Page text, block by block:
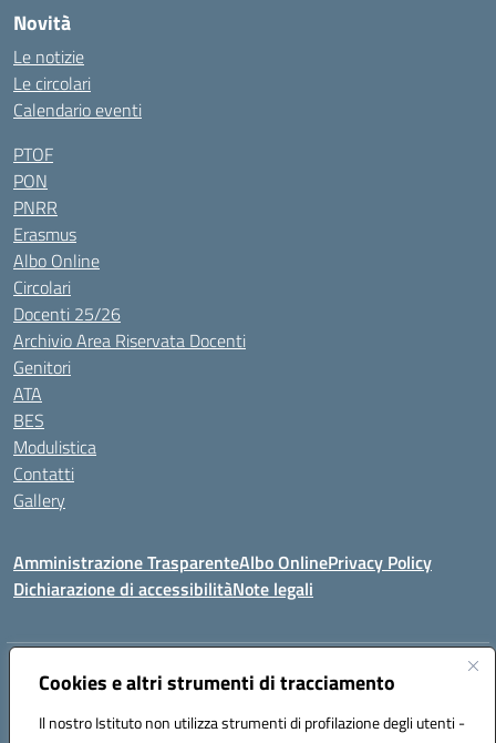
Cookies e altri strumenti di tracciamento
Il nostro Istituto non utilizza strumenti di profilazione degli utenti -
Novità
Le notizie
Le circolari
Calendario eventi
PTOF
PON
PNRR
Erasmus
Albo Online
Circolari
Docenti 25/26
Archivio Area Riservata Docenti
Genitori
ATA
BES
Modulistica
Contatti
Gallery
Amministrazione TrasparenteAlbo OnlinePrivacy Policy
Dichiarazione di accessibilitàNote legali
Indirizzo:Via Coniugi Crigna – Cap. 89861 – Tropea (VV)
Posta elettronica certificata (PEC):vvic82200d@pec.istruzione.it